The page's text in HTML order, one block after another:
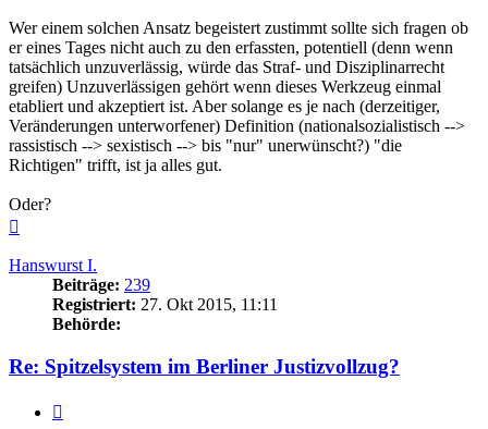
Wer einem solchen Ansatz begeistert zustimmt sollte sich fragen ob
er eines Tages nicht auch zu den erfassten, potentiell (denn wenn
tatsächlich unzuverlässig, würde das Straf- und Disziplinarrecht
greifen) Unzuverlässigen gehört wenn dieses Werkzeug einmal
etabliert und akzeptiert ist. Aber solange es je nach (derzeitiger,
Veränderungen unterworfener) Definition (nationalsozialistisch -->
rassistisch --> sexistisch --> bis "nur" unerwünscht?) "die
Richtigen" trifft, ist ja alles gut.
Oder?
Hanswurst I.
Beiträge: 239
Registriert: 27. Okt 2015, 11:11
Behörde:
Re: Spitzelsystem im Berliner Justizvollzug?